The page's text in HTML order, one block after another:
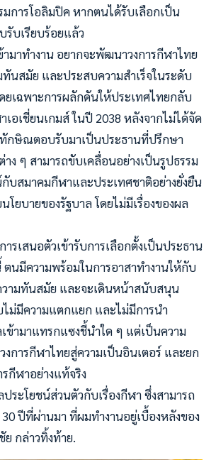
การโอลิมปิค หากตนได้รับเลือกเป็น
รับเรียบร้อยแล้ว
ามาทำงาน อยากจะพัฒนาวงการกีฬาไทย
นสมัย และประสบความสำเร็จในระดับ
ยเฉพาะการผลักดันให้ประเทศไทยกลับ
เอเชี่ยนเกมส์ ในปี 2038 หลังจากไม่ได้จัด
กษิณตอบรับมาเป็นประธานที่ปรึกษา
าง ๆ สามารถขับเคลื่อนอย่างเป็นรูปธรรม
บสมาคมกีฬาและประเทศชาติอย่างยั่งยืน
ยบายของรัฐบาล โดยไม่มีเรื่องของผล
รเสนอตัวเข้ารับการเลือกตั้งเป็นประธาน
นมีความพร้อมในการอาสาทำงานให้กับ
วามทันสมัย และจะเดินหน้าสนับสนุน
ม่มีความแตกแยก และไม่มีการนำ
เข้ามาแทรกแซงชี้นำใด ๆ แต่เป็นความ
การกีฬาไทยสู่ความเป็นอินเตอร์ และยก
กีฬาอย่างแท้จริง
ระโยชน์ส่วนตัวกับเรื่องกีฬา ซึ่งสามารถ
ปีที่ผ่านมา ที่ผมทำงานอยู่เบื้องหลังของ
กล่าวทิ้งท้าย.